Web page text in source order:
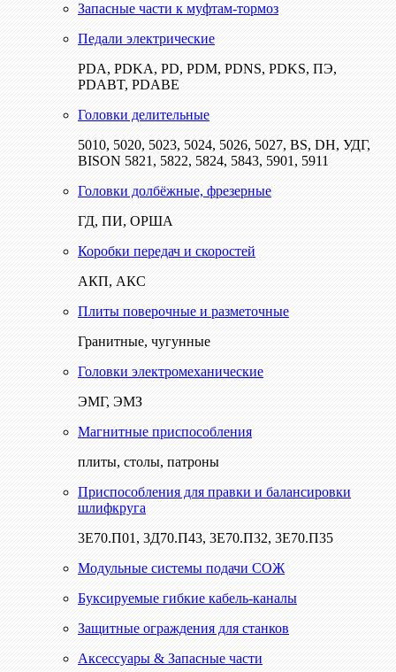
Запасные части к муфтам-тормоз
Педали электрические
PDA, PDKA, PD, PDM, PDNS, PDKS, ПЭ,
PDABT, PDABE
Головки делительные
5010, 5020, 5023, 5024, 5026, 5027, BS, DH, УДГ,
BISON 5821, 5822, 5824, 5843, 5901, 5911
Головки долбёжные, фрезерные
ГД, ПИ, ОРША
Коробки передач и скоростей
АКП, АКС
Плиты поверочные и разметочные
Гранитные, чугунные
Головки электромеханические
ЭМГ, ЭМЗ
Магнитные приспособления
плиты, столы, патроны
Приспособления для правки и балансировки
шлифкруга
3Е70.П01, 3Д70.П43, 3Е70.П32, 3Е70.П35
Модульные системы подачи СОЖ
Буксируемые гибкие кабель-каналы
Защитные ограждения для станков
Аксессуары & Запасные части